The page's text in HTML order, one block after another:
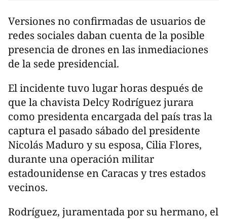
Versiones no confirmadas de usuarios de
redes sociales daban cuenta de la posible
presencia de drones en las inmediaciones
de la sede presidencial.
El incidente tuvo lugar horas después de
que la chavista Delcy Rodríguez jurara
como presidenta encargada del país tras la
captura el pasado sábado del presidente
Nicolás Maduro y su esposa, Cilia Flores,
durante una operación militar
estadounidense en Caracas y tres estados
vecinos.
Rodríguez, juramentada por su hermano, el